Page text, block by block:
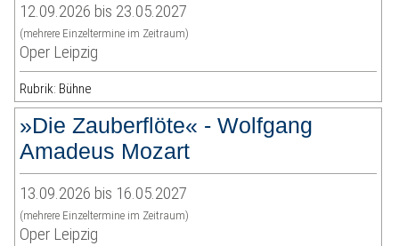
12.09.2026 bis 23.05.2027
(mehrere Einzeltermine im Zeitraum)
Oper Leipzig
Rubrik: Bühne
»Die Zauberflöte« - Wolfgang
Amadeus Mozart
13.09.2026 bis 16.05.2027
(mehrere Einzeltermine im Zeitraum)
Oper Leipzig